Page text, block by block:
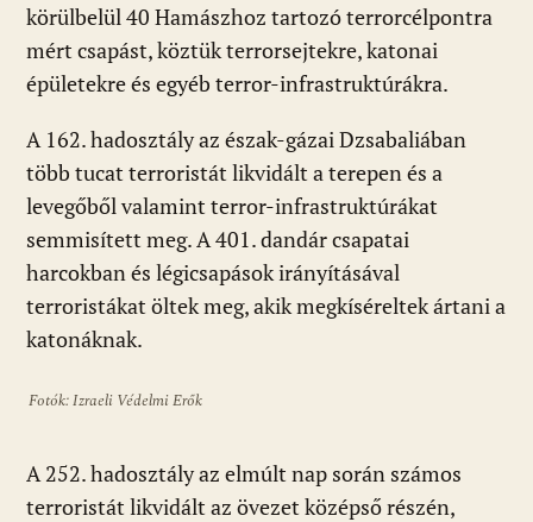
körülbelül 40 Hamászhoz tartozó terrorcélpontra
mért csapást, köztük terrorsejtekre, katonai
épületekre és egyéb terror-infrastruktúrákra.
A 162. hadosztály az észak-gázai Dzsabaliában
több tucat terroristát likvidált a terepen és a
levegőből valamint terror-infrastruktúrákat
semmisített meg. A 401. dandár csapatai
harcokban és légicsapások irányításával
terroristákat öltek meg, akik megkíséreltek ártani a
katonáknak.
Fotók: Izraeli Védelmi Erők
A 252. hadosztály az elmúlt nap során számos
terroristát likvidált az övezet középső részén,